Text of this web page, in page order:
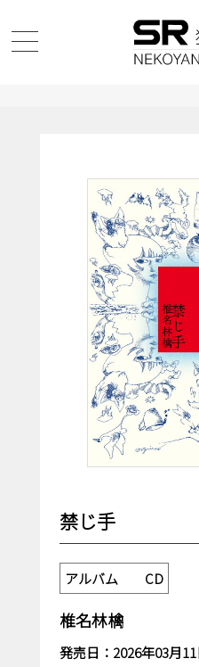
禁じ手
アルバム CD
椎名林檎
発売日：2026年03月11